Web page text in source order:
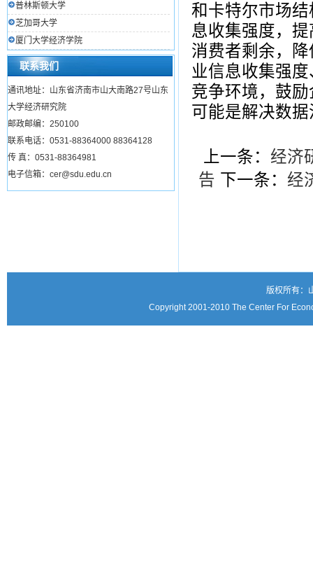
普林斯顿大学
芝加哥大学
厦门大学经济学院
联系我们
通讯地址：山东省济南市山大南路27号山东
大学经济研究院
邮政邮编：250100
联系电话：0531-88364000 88364128
传 真：0531-88364981
电子信箱：cer@sdu.edu.cn
和卡特尔市场
息收集强度，
消费者剩余，
业信息收集强
竞争环境，鼓
可能是解决数
上一条： 经济
告 下一条： 经
版权所有：
Copyright 2001-2010 The Center For